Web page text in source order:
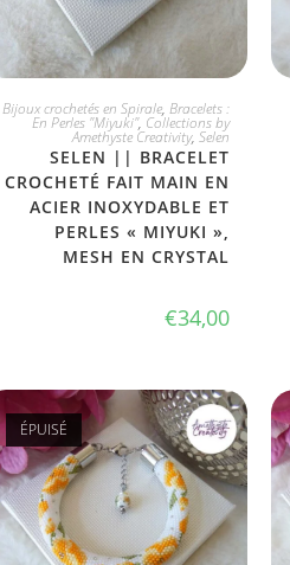
JE L'ADOPTE
Bijoux crochetés en Spirale, Bracelets :
En Perles "Miyuki", Collections by
Amethyste Creativity, Selen
SELEN || BRACELET
CROCHETÉ FAIT MAIN EN
ACIER INOXYDABLE ET
PERLES « MIYUKI »,
MESH EN CRYSTAL
€34,00
ÉPUISÉ